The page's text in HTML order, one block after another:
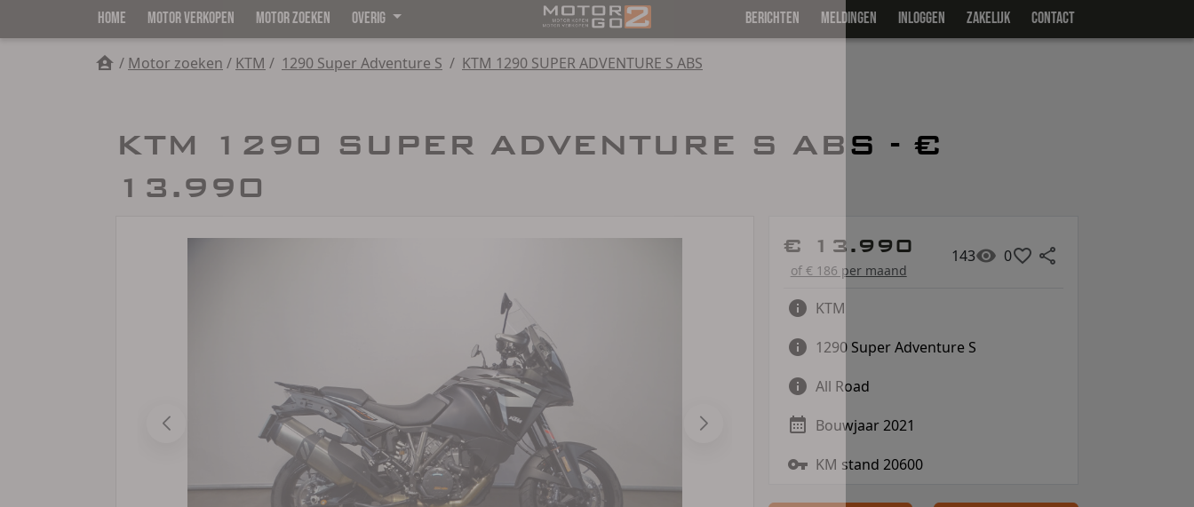
HOME MOTOR VERKOPEN MOTOR ZOEKEN OVERIG BERICHTEN MELDINGEN INLOGGEN ZAKELIJK CONTACT
/ Motor zoeken / KTM / 1290 Super Adventure S / KTM 1290 SUPER ADVENTURE S ABS
KTM 1290 SUPER ADVENTURE S ABS - €
13.990
€ 13.990
of € 186 per maand
143 0
KTM
1290 Super Adventure S
All Road
Bouwjaar 2021
KM stand 20600